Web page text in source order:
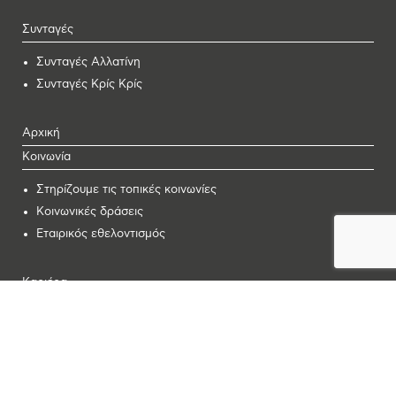
Συνταγές
Συνταγές Αλλατίνη
Συνταγές Κρίς Κρίς
Αρχική
Κοινωνία
Στηρίζουμε τις τοπικές κοινωνίες
Κοινωνικές δράσεις
Εταιρικός εθελοντισμός
Καριέρα